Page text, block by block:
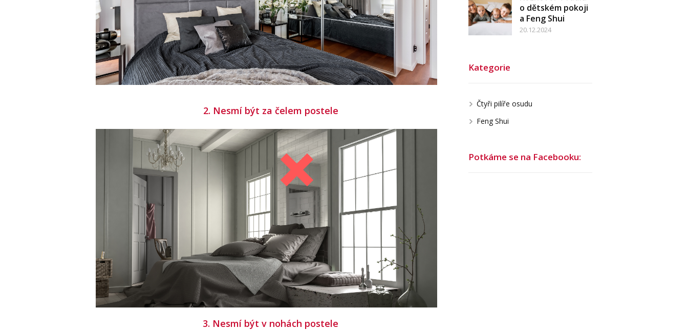
2. Nesmí být za čelem postele
3. Nesmí být v nohách postele
o dětském pokoji
a Feng Shui
20.12.2024
Kategorie
Čtyři pilíře osudu
Feng Shui
Potkáme se na Facebooku: